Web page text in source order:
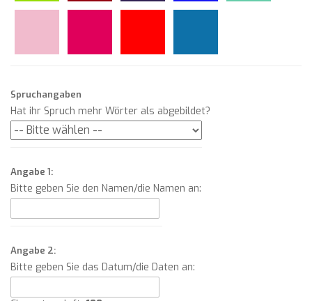
Spruchangaben
Hat ihr Spruch mehr Wörter als abgebildet?
Angabe 1:
Bitte geben Sie den Namen/die Namen an:
Angabe 2:
Bitte geben Sie das Datum/die Daten an: